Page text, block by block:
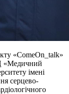
«ComeOn_talk»
«Медичний
імені
серцево-